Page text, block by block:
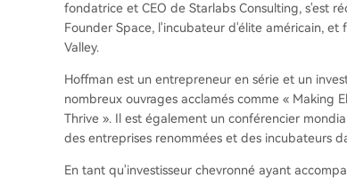
fondatrice et CEO de Starlabs Consulting, s'est
Founder Space, l'incubateur d'élite américain,
Valley.
Hoffman est un entrepreneur en série et un
nombreux ouvrages acclamés comme « Making
Thrive ». Il est également un conférencier
des entreprises renommées et des incubateurs
En tant qu'investisseur chevronné ayant